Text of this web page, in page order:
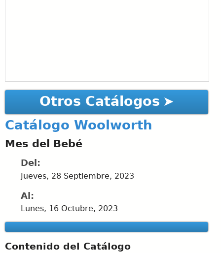
Otros Catálogos
Catálogo Woolworth
Mes del Bebé
Del:
Jueves, 28 Septiembre, 2023
Al:
Lunes, 16 Octubre, 2023
Contenido del Catálogo